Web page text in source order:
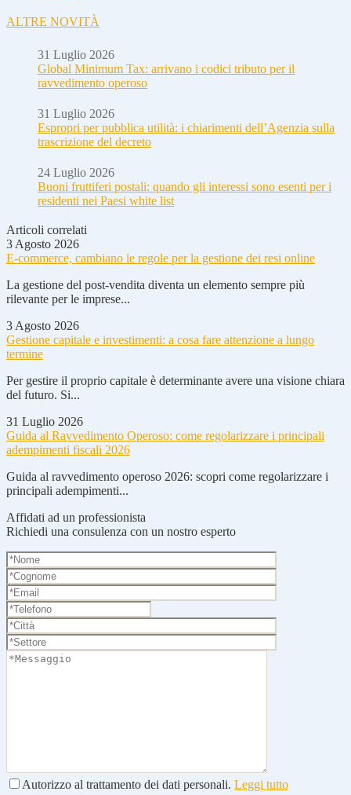
ALTRE NOVITÀ
31 Luglio 2026
Global Minimum Tax: arrivano i codici tributo per il
ravvedimento operoso
31 Luglio 2026
Espropri per pubblica utilità: i chiarimenti dell’Agenzia sulla
trascrizione del decreto
24 Luglio 2026
Buoni fruttiferi postali: quando gli interessi sono esenti per i
residenti nei Paesi white list
Articoli correlati
3 Agosto 2026
E-commerce, cambiano le regole per la gestione dei resi online
La gestione del post-vendita diventa un elemento sempre più
rilevante per le imprese...
3 Agosto 2026
Gestione capitale e investimenti: a cosa fare attenzione a lungo
termine
Per gestire il proprio capitale è determinante avere una visione chiara
del futuro. Si...
31 Luglio 2026
Guida al Ravvedimento Operoso: come regolarizzare i principali
adempimenti fiscali 2026
Guida al ravvedimento operoso 2026: scopri come regolarizzare i
principali adempimenti...
Affidati ad un professionista
Richiedi una consulenza con un nostro esperto
Autorizzo al trattamento dei dati personali. Leggi tutto